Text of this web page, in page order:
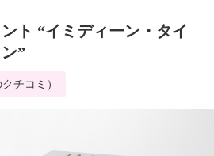
ト “イミディーン・タイ
”
チコミ ）